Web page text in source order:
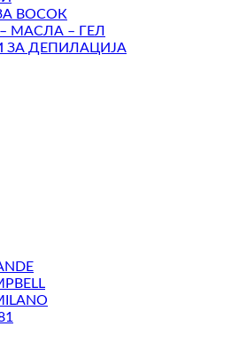
ВОСОК
МАСЛА – ГЕЛ
ЗА ДЕПИЛАЦИЈА